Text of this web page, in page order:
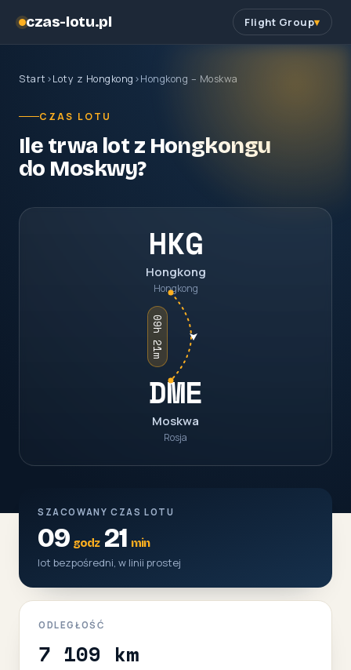
czas-lotu.pl Flight Group
Start ›Loty z Hongkong ›Hongkong – Moskwa
CZAS LOTU
Ile trwa lot z Hongkongu
do Moskwy?
HKG
Hongkong
Hongkong
09h 21m
DME
Moskwa
Rosja
SZACOWANY CZAS LOTU
09 godz21 min
lot bezpośredni, w linii prostej
ODLEGŁOŚĆ
7 109 km